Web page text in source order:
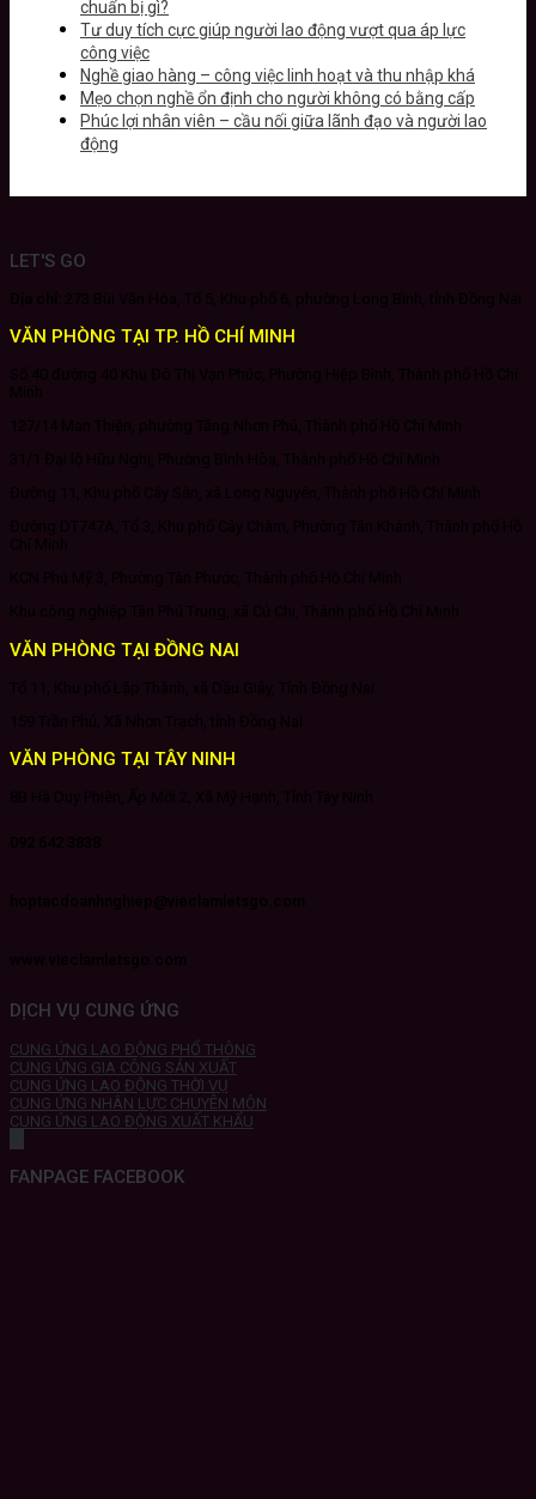
chuẩn bị gì?
Tư duy tích cực giúp người lao động vượt qua áp lực
công việc
Nghề giao hàng – công việc linh hoạt và thu nhập khá
Mẹo chọn nghề ổn định cho người không có bằng cấp
Phúc lợi nhân viên – cầu nối giữa lãnh đạo và người lao
động
LET'S GO
VĂN PHÒNG TẠI TP. HỒ CHÍ MINH
VĂN PHÒNG TẠI ĐỒNG NAI
VĂN PHÒNG TẠI TÂY NINH
DỊCH VỤ CUNG ỨNG
CUNG ỨNG LAO ĐỘNG PHỔ THÔNG
CUNG ỨNG GIA CÔNG SẢN XUẤT
CUNG ỨNG LAO ĐỘNG THỜI VỤ
CUNG ỨNG NHÂN LỰC CHUYÊN MÔN
CUNG ỨNG LAO ĐỘNG XUẤT KHẨU
FANPAGE FACEBOOK